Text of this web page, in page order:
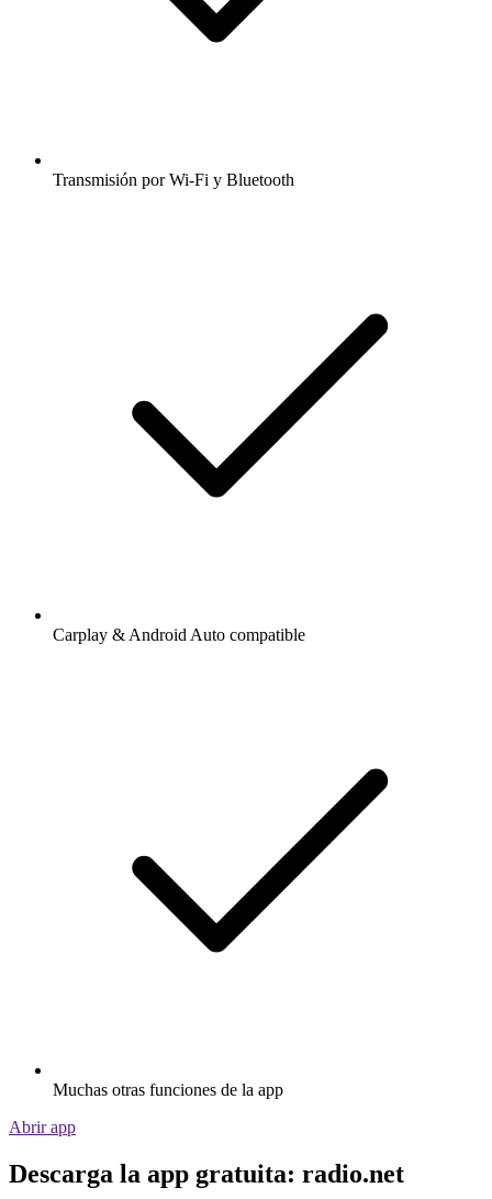
Transmisión por Wi-Fi y Bluetooth
Carplay & Android Auto compatible
Muchas otras funciones de la app
Abrir app
Descarga la app gratuita: radio.net